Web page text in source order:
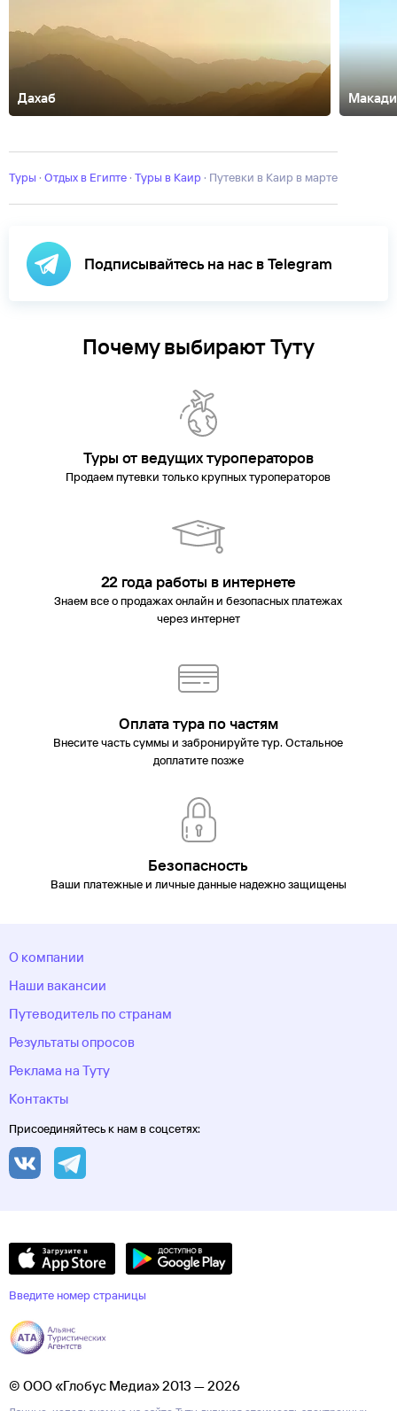
Дахаб
Туры · Отдых в Египте · Туры в Каир · Путевки в Каир в марте
Подписывайтесь на нас в Telegram
Почему выбирают Туту
Туры от ведущих туроператоров
Продаем путевки только крупных туроператоров
22 года работы в интернете
Знаем все о продажах онлайн и безопасных платежах
через интернет
Оплата тура по частям
Внесите часть суммы и забронируйте тур. Остальное
доплатите позже
Безопасность
Ваши платежные и личные данные надежно защищены
О компании
Наши вакансии
Путеводитель по странам
Результаты опросов
Реклама на Туту
Контакты
Присоединяйтесь к нам в соцсетях:
Введите номер страницы
© ООО «Глобус Медиа» 2013 — 2026